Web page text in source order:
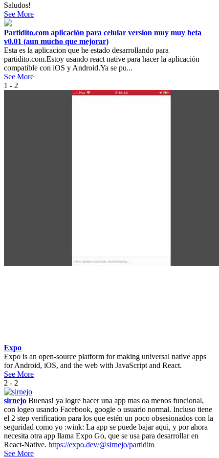
Saludos!
See More
Partidito.com aplicación para celular version muy muy beta
v0.01 (aun mucho que mejorar)
Esta es la aplicacion que he estado desarrollando para
partidito.com.Estoy usando react native para hacer la aplicación
compatible con iOS y Android.Ya se pu...
See More
1 - 2
Expo
Expo is an open-source platform for making universal native apps
for Android, iOS, and the web with JavaScript and React.
See More
2 - 2
sirnejo Buenas! ya logre hacer una app mas oa menos funcional,
con logeo usando Facebook, google o usuario normal. Incluso tiene
el 2 step verification para los que estén un poco obsesionados con la
seguridad como yo :wink: La app se puede bajar aqui, y por ahora
necesita otra app llama Expo Go, que se usa para desarrollar en
React-Native. https://expo.dev/@sirnejo/partidito
See More